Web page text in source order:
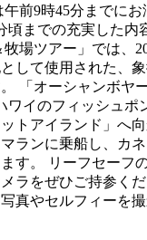
前9時45分までにお
頃までの充実した内
場ツアー」では、
して使用された、
「オーシャンボヤ
ワイのフィッシュポ
トアイランド」へ
ランに乗船し、カ
す。 リーフセーフ
ラをぜひご持参く
真やセルフィーを